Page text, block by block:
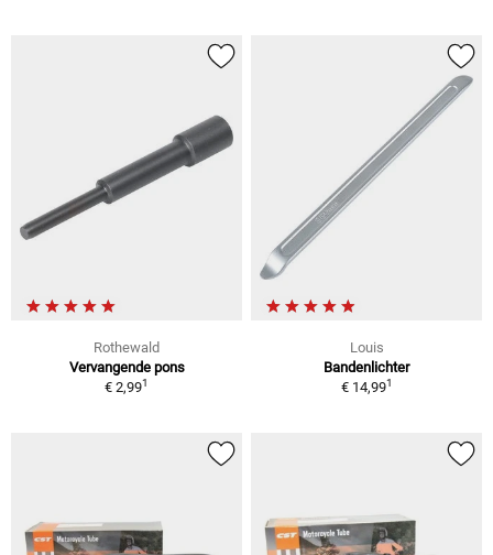
Rothewald
Vervangende pons
€ 2,991
Louis
Bandenlichter
€ 14,991